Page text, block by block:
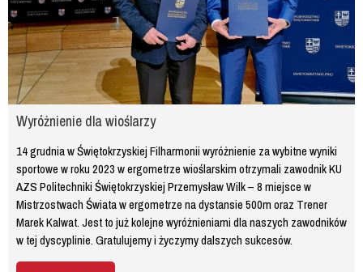
Wyróżnienie dla wioślarzy
14 grudnia w Świętokrzyskiej Filharmonii wyróżnienie za wybitne wyniki
sportowe w roku 2023 w ergometrze wioślarskim otrzymali zawodnik KU
AZS Politechniki Świętokrzyskiej Przemysław Wilk – 8 miejsce w
Mistrzostwach Świata w ergometrze na dystansie 500m oraz Trener
Marek Kalwat. Jest to już kolejne wyróżnieniami dla naszych zawodników
w tej dyscyplinie. Gratulujemy i życzymy dalszych sukcesów.